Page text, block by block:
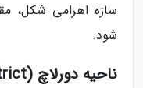
سازه اهرامی شکل،
شود.
ناحیه دورلاچ (Durlach District)